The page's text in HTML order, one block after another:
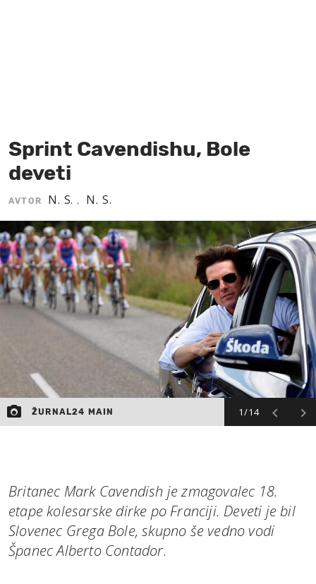
Sprint Cavendishu, Bole
deveti
AVTOR N. S., N. S.
1/14
ŽURNAL24 MAIN
Britanec Mark Cavendish je zmagovalec 18.
etape kolesarske dirke po Franciji. Deveti je bil
Slovenec Grega Bole, skupno še vedno vodi
Španec Alberto Contador.